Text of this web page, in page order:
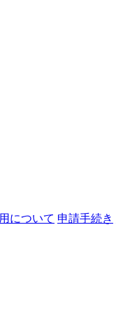
について 申請手続き